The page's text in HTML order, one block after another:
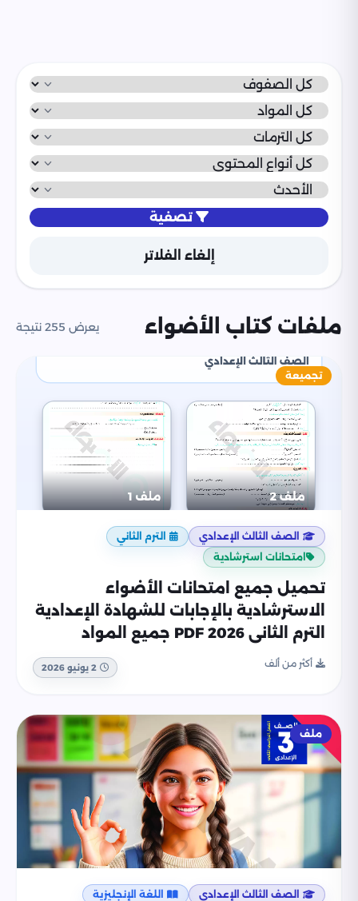
تصفية
إلغاء الفلاتر
ملفات كتاب الأضواء يعرض 255 نتيجة
تجميعة
الصف الثالث الإعدادي
الترم الثاني
امتحانات استرشادية
تحميل جميع امتحانات الأضواء
الاسترشادية بالإجابات للشهادة الإعدادية
الترم الثاني 2026 PDF جميع المواد
أكثر من ألف 2 يونيو 2026
ملف
الصف الثالث الإعدادي
اللغة الإنجليزية